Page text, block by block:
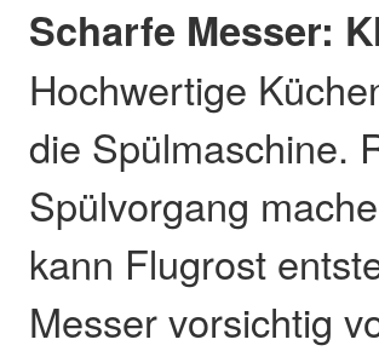
Scharfe Messer:
Hochwertige
die Spülmaschine.
Spülvorgang
kann Flugrost
Messer vorsichtig